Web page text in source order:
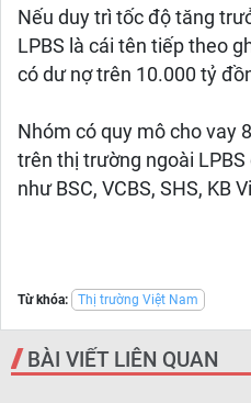
Nếu duy trì tốc độ tăng
LPBS là cái tên tiếp theo
có dư nợ trên 10.000 tỷ
Nhóm có quy mô cho vay
trên thị trường ngoài
như BSC, VCBS, SHS, KB
Từ khóa: Thị trường Việt Nam
BÀI VIẾT LIÊN QUAN